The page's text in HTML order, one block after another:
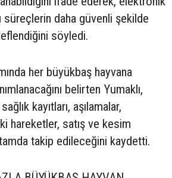
daha güvenli şekilde
söyledi.
her büyükbaş hayvana
belirten Yumaklı,
kayıtları, aşılamalar,
hareketler, satış ve kesim
takip edileceğini kaydetti.